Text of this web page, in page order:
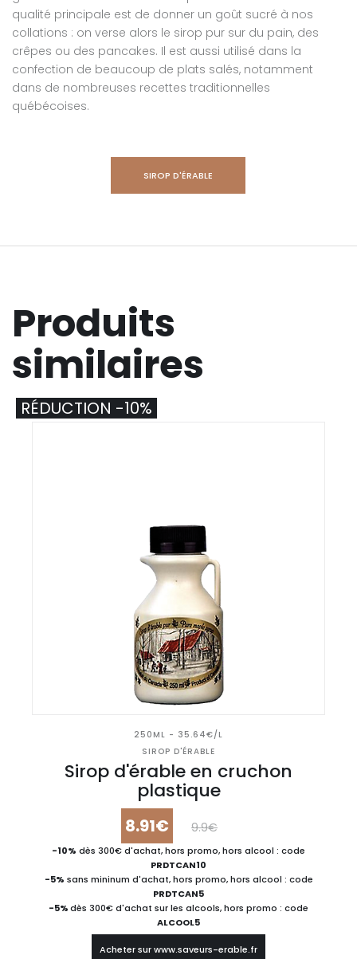
qualité principale est de donner un goût sucré à nos
collations : on verse alors le sirop pur sur du pain, des
crêpes ou des pancakes. Il est aussi utilisé dans la
confection de beaucoup de plats salés, notamment
dans de nombreuses recettes traditionnelles
québécoises.
SIROP D'ÉRABLE
Produits
similaires
250ML - 35.64€/L
SIROP D'ÉRABLE
Sirop d'érable en cruchon
plastique
8.91€ 9.9€
-10% dès 300€ d'achat, hors promo, hors alcool : code
PRDTCAN10
-5% sans mininum d'achat, hors promo, hors alcool : code
PRDTCAN5
-5%dès 300€ d'achat sur les alcools, hors promo : code
ALCOOL5
RÉDUCTION -10%
Acheter sur www.saveurs-erable.fr